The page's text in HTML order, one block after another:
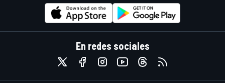
En redes sociales